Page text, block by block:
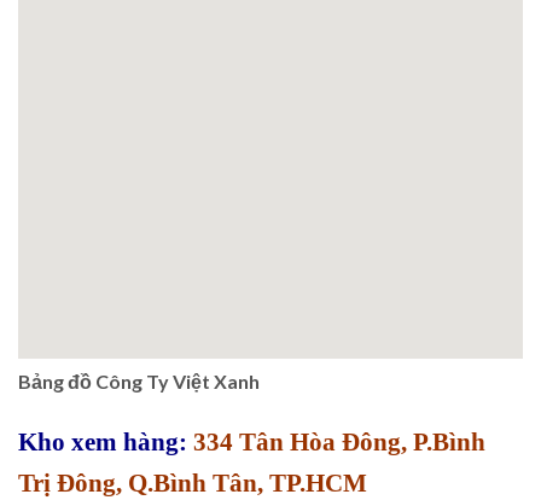
Bảng đồ Công Ty Việt Xanh
Kho xem hàng: 334 Tân Hòa Đông, P.Bình
Trị Đông, Q.Bình Tân, TP.HCM